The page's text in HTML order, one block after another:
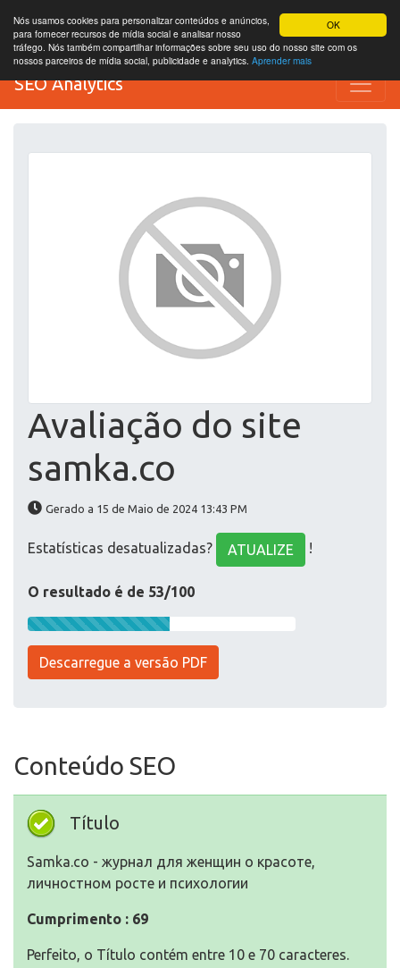
OK
Nós usamos cookies para personalizar conteúdos e anúncios,
para fornecer recursos de mídia social e analisar nosso
tráfego. Nós também compartilhar informações sobre seu uso do nosso site com os
nossos parceiros de mídia social, publicidade e analytics. Aprender mais
SEO Analytics
Avaliação do site
samka.co
Gerado a 15 de Maio de 2024 13:43 PM
Estatísticas desatualizadas? ATUALIZE !
O resultado é de 53/100
Descarregue a versão PDF
Conteúdo SEO
Título
Samka.co - журнал для женщин о красоте,
личностном росте и психологии
Cumprimento : 69
Perfeito, o Título contém entre 10 e 70 caracteres.